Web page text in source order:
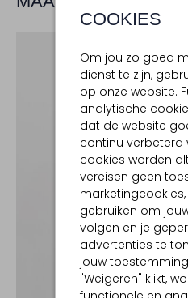
COOKIES
Om jou zo goed
dienst te zijn,
op onze website.
analytische
dat de website
continu verbeterd
cookies worden
vereisen geen
marketingcookies,
gebruiken om
volgen en je
advertenties te
jouw
"Weigeren" klikt,